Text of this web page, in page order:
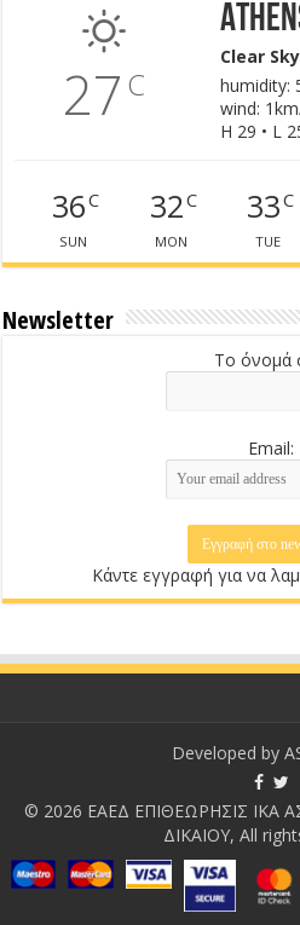
27 C
Clear Sky
humidity:
wind:
H 29 • L
36C
SUN
32C
MON
33C
TUE
Newsletter
Το όνομά
Email:
Κάντε εγγραφή για να
Developed by
© 2026 ΕΑΕΔ ΕΠΙΘΕΩΡΗΣΙΣ ΙΚΑ
ΔΙΚΑΙΟΥ, All